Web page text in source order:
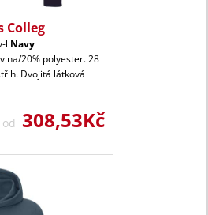
Colleg
l Navy
20% polyester. 28
Dvojitá látková
308,53Kč